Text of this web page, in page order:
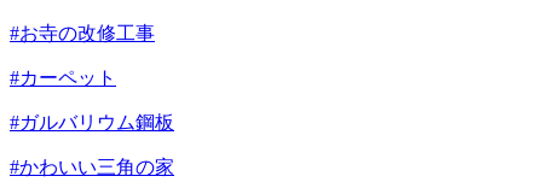
#お寺の改修工事
#カーペット
#ガルバリウム鋼板
#かわいい三角の家